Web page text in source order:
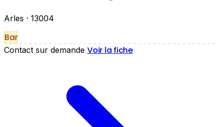
Arles · 13004
Bar
Contact sur demande Voir la fiche